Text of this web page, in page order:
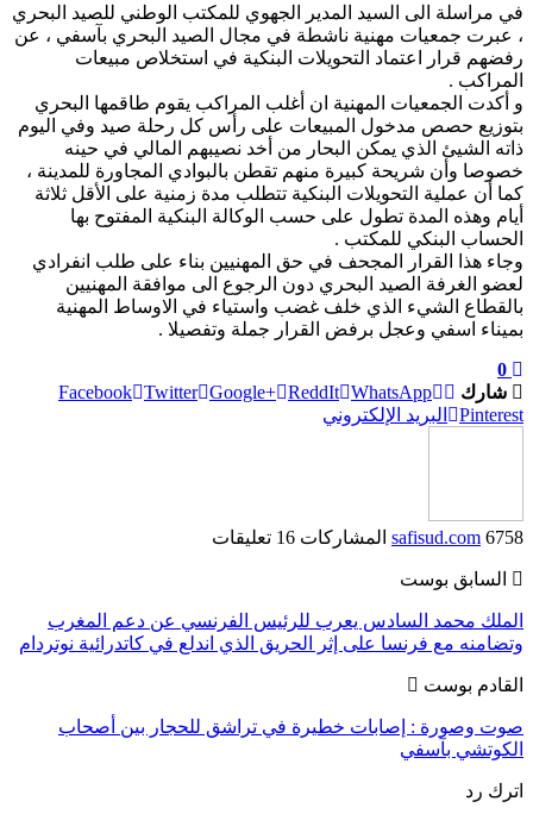
في مراسلة الى السيد المدير الجهوي للمكتب الوطني للصيد البحري
، عبرت جمعيات مهنية ناشطة في مجال الصيد البحري بآسفي ، عن
رفضهم قرار اعتماد التحويلات البنكية في استخلاص مبيعات
المراكب .
و أكدت الجمعيات المهنية ان أغلب المراكب يقوم طاقمها البحري
بتوزيع حصص مدخول المبيعات على رأس كل رحلة صيد وفي اليوم
ذاته الشيئ الذي يمكن البحار من أخد نصيبهم المالي في حينه
خصوصا وأن شريحة كبيرة منهم تقطن بالبوادي المجاورة للمدينة ،
كما أن عملية التحويلات البنكية تتطلب مدة زمنية على الأقل ثلاثة
أيام وهذه المدة تطول على حسب الوكالة البنكية المفتوح بها
الحساب البنكي للمكتب .
وجاء هذا القرار المجحف في حق المهنيين بناء على طلب انفرادي
لعضو الغرفة الصيد البحري دون الرجوع الى موافقة المهنيين
بالقطاع الشيء الذي خلف غضب واستياء في الاوساط المهنية
بميناء اسفي وعجل برفض القرار جملة وتفصيلا .
0
شارك
Facebook Twitter Google+ ReddIt WhatsApp
Pinterest
البريد الإلكتروني
safisud.com 6758 المشاركات 16 تعليقات
السابق بوست
الملك محمد السادس يعرب للرئيس الفرنسي عن دعم المغرب
وتضامنه مع فرنسا على إثر الحريق الذي اندلع في كاتدرائية نوتردام
القادم بوست
صوت وصورة : إصابات خطيرة في تراشق للحجار بين أصحاب
الكوتشي بآسفي
اترك رد